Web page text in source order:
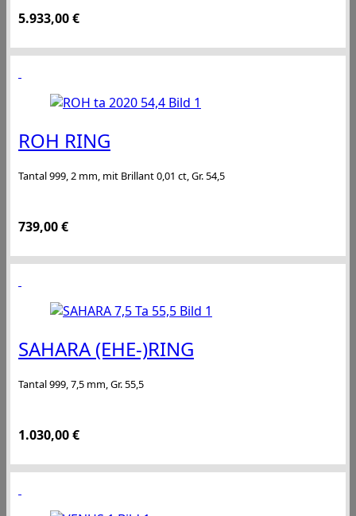
5.933,00€
ROH RING
Tantal 999, 2 mm, mit Brillant 0,01 ct, Gr. 54,5
739,00€
SAHARA (EHE-)RING
Tantal 999, 7,5 mm, Gr. 55,5
1.030,00€